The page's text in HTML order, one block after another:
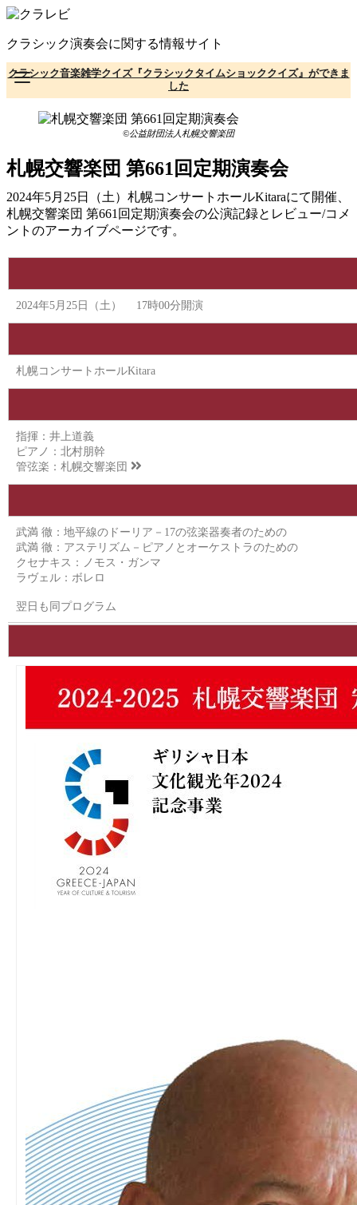
コ
テ
ン
ツ
へ
クラシック演奏会に関する情報サイト
クラシック音楽雑学クイズ『クラシックタイムショッククイズ』ができま
した
©公益財団法人札幌交響楽団
札幌交響楽団 第661回定期演奏会
2024年5月25日（土）札幌コンサートホールKitaraにて開催、
札幌交響楽団 第661回定期演奏会の公演記録とレビュー/コメ
ントのアーカイブページです。
2024年5月25日（土） 17時00分開演
札幌コンサートホールKitara
指揮：井上道義
ピアノ：北村朋幹
管弦楽： 札幌交響楽団
武満 徹：地平線のドーリア－17の弦楽器奏者のための
武満 徹：アステリズム－ピアノとオーケストラのための
クセナキス：ノモス・ガンマ
ラヴェル：ボレロ
翌日も同プログラム